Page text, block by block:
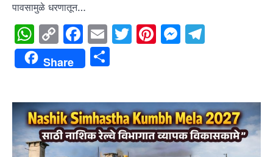
पावसामुळे धरणातून…
WhatsApp
Copy
Link
Facebook
EmailTwitter
Pinterest
Share